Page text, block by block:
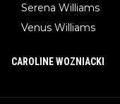
Serena Williams
Venus Williams
CAROLINE WOZNIACKI